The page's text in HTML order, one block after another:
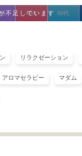
不足しています
40代 50代
リラクゼーション
アロマセラピー マダム